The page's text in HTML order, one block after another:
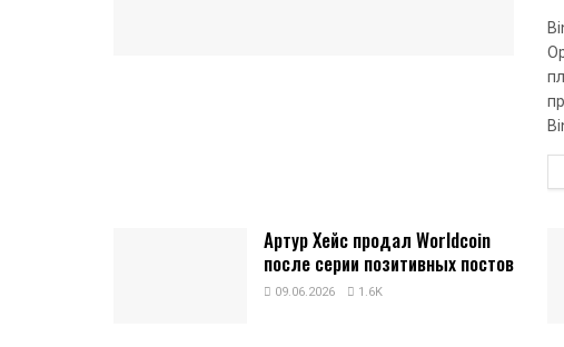
Артур Хейс продал Worldcoin
после серии позитивных постов
09.06.2026 1.6K